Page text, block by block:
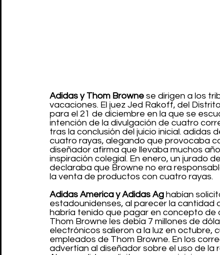
Adidas y Thom Browne se dirigen a los
vacaciones. El juez Jed Rakoff, del
para el 21 de diciembre en la que se
intención de la divulgación de cuatro
tras la conclusión del juicio inicial.
cuatro rayas, alegando que provocaba
diseñador afirma que llevaba muchos
inspiración colegial. En enero, un jurado
declaraba que Browne no era
la venta de productos con cuatro rayas.
Adidas America y Adidas Ag habían
estadounidenses, al parecer la cantidad
habría tenido que pagar en concepto de
Thom Browne les debía 7 millones de
electrónicos salieron a la luz en octubre,
empleados de Thom Browne. En los
advertían al diseñador sobre el uso de